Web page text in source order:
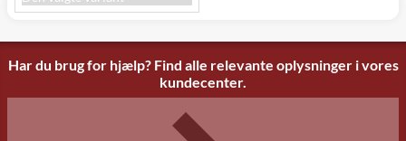
Har du brug for hjælp? Find alle relevante oplysninger i vores
kundecenter.